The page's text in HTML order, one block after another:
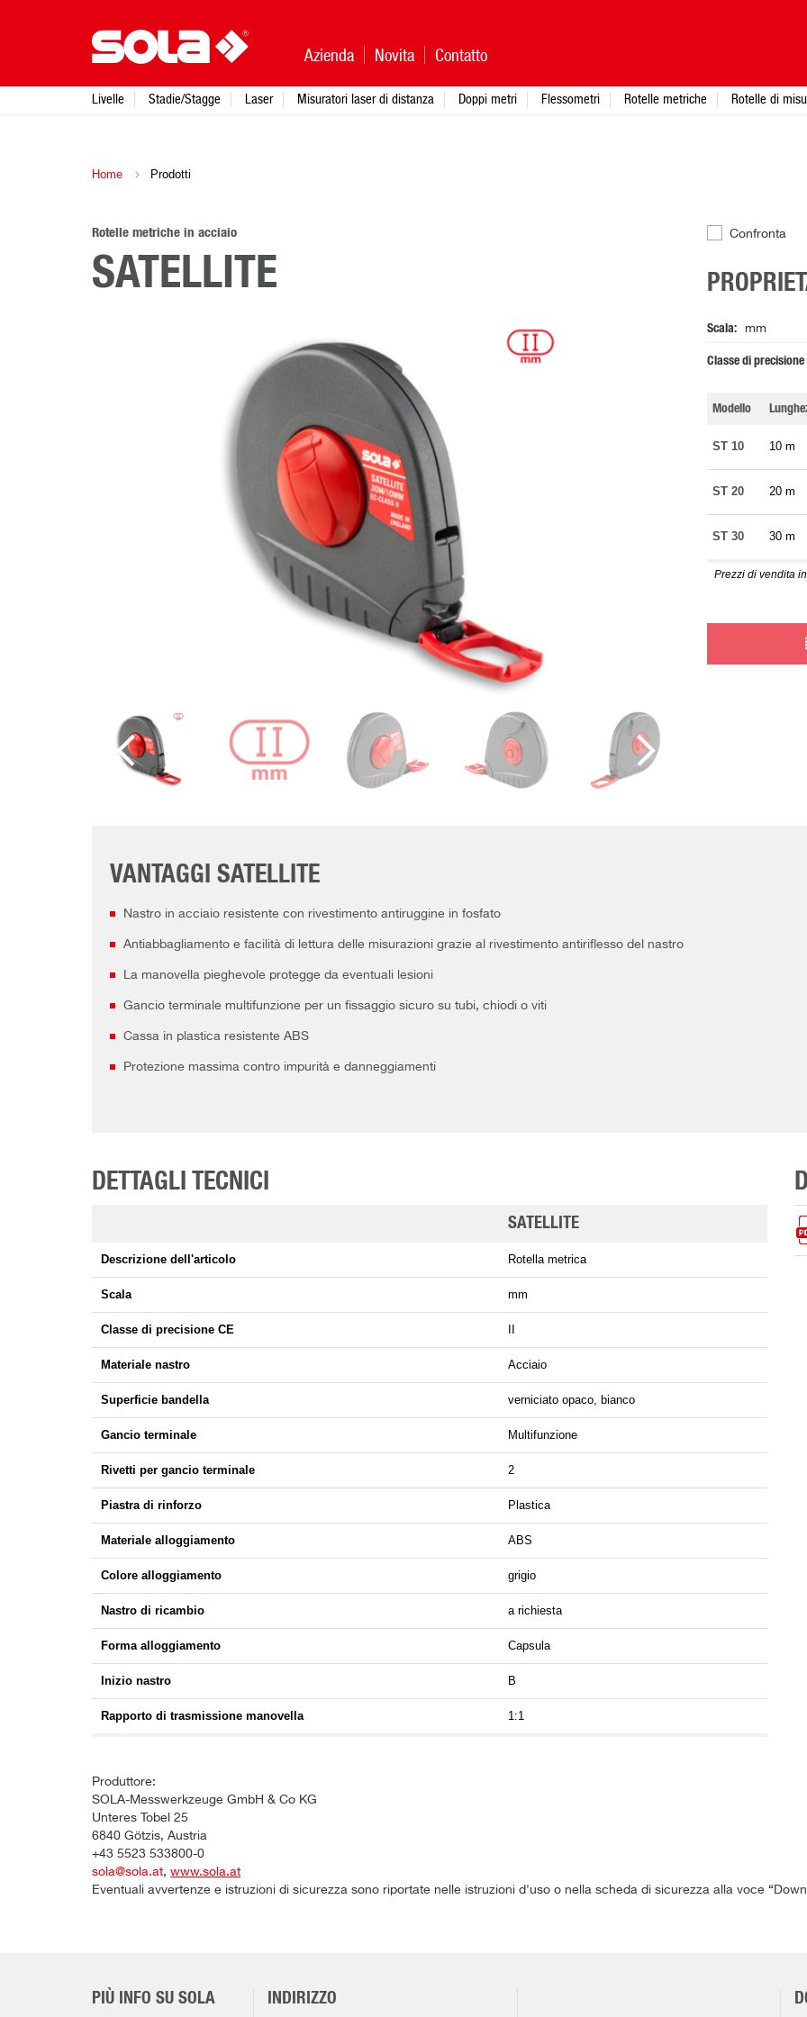
Home Prodotti
Rotelle metriche in acciaio
SATELLITE
Confronta
Scala mm
Classe di precisione
Modello
ST 10 10 m
ST 20 20 m
ST 30 30 m
Prezzi di vendita
VANTAGGI SATELLITE
Nastro in acciaio resistente con rivestimento antiruggine in fosfato
Antiabbagliamento e facilità di lettura delle misurazioni grazie al rivestimento antiriflesso del nastro
La manovella pieghevole protegge da eventuali lesioni
Gancio terminale multifunzione per un fissaggio sicuro su tubi, chiodi o viti
Cassa in plastica resistente ABS
Protezione massima contro impurità e danneggiamenti
DETTAGLI TECNICI
SATELLITE
Descrizione dell'articolo Rotella metrica
Scala mm
Classe di precisione CE
Materiale nastro Acciaio
Superficie bandella verniciato opaco, bianco
Gancio terminale Multifunzione
Rivetti per gancio terminale 2
Piastra di rinforzo Plastica
Materiale alloggiamento ABS
Colore alloggiamento grigio
Nastro di ricambio a richiesta
Forma alloggiamento Capsula
Inizio nastro B
Rapporto di trasmissione manovella 1:1
Produttore:
SOLA-Messwerkzeuge GmbH & Co KG
Unteres Tobel 25
6840 Götzis, Austria
+43 5523 533800-0
sola@sola.at, www.sola.at
Eventuali avvertenze e istruzioni di sicurezza sono riportate nelle istruzioni d'uso o nella scheda di sicurezza alla voce
PIÙ INFO SU SOLA INDIRIZZO
Azienda Novita Contatto
Livelle Stadie/Stagge Laser Misuratori laser di distanza Doppi metri Flessometri Rotelle metriche Rotelle di